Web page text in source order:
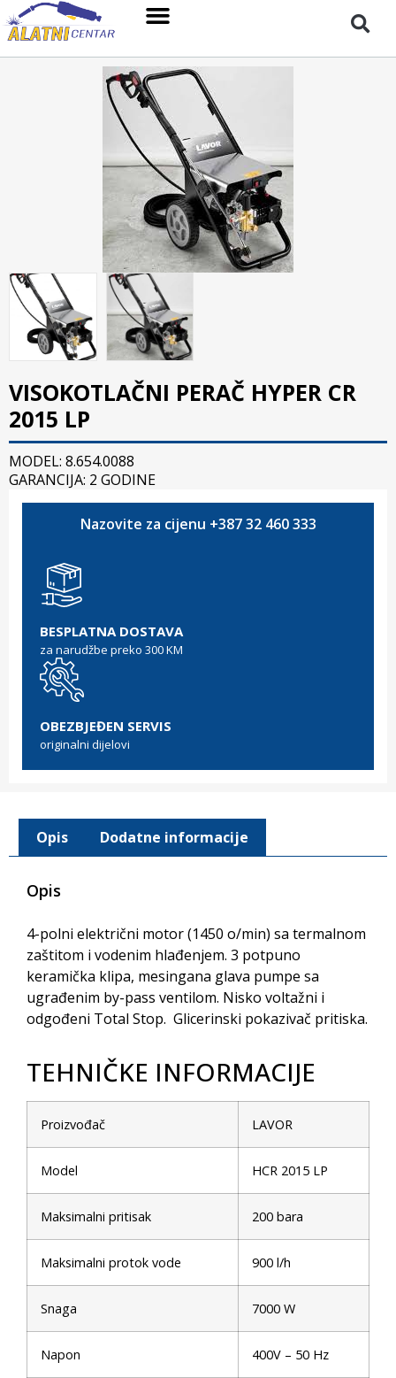
VISOKOTLAČNI PERAČ HYPER CR
2015 LP
MODEL: 8.654.0088
GARANCIJA: 2 GODINE
Nazovite za cijenu +387 32 460 333
BESPLATNA DOSTAVA
za narudžbe preko 300 KM
OBEZBJEĐEN SERVIS
originalni dijelovi
Opis Dodatne informacije
Opis
4-polni električni motor (1450 o/min) sa termalnom
zaštitom i vodenim hlađenjem. 3 potpuno
keramička klipa, mesingana glava pumpe sa
ugrađenim by-pass ventilom. Nisko voltažni i
odgođeni Total Stop. Glicerinski pokazivač pritiska.
TEHNIČKE INFORMACIJE
Proizvođač LAVOR
Model HCR 2015 LP
Maksimalni pritisak 200 bara
Maksimalni protok vode 900 l/h
Snaga 7000 W
Napon 400V – 50 Hz